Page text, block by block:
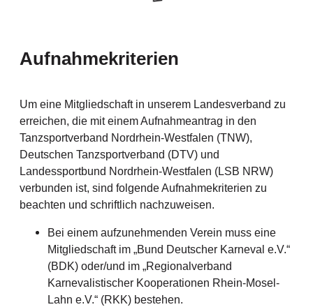
Aufnahmekriterien
Um eine Mitgliedschaft in unserem Landesverband zu
erreichen, die mit einem Aufnahmeantrag in den
Tanzsportverband Nordrhein-Westfalen (TNW),
Deutschen Tanzsportverband (DTV) und
Landessportbund Nordrhein-Westfalen (LSB NRW)
verbunden ist, sind folgende Aufnahmekriterien zu
beachten und schriftlich nachzuweisen.
Bei einem aufzunehmenden Verein muss eine
Mitgliedschaft im „Bund Deutscher Karneval e.V.“
(BDK) oder/und im „Regionalverband
Karnevalistischer Kooperationen Rhein-Mosel-
Lahn e.V.“ (RKK) bestehen.